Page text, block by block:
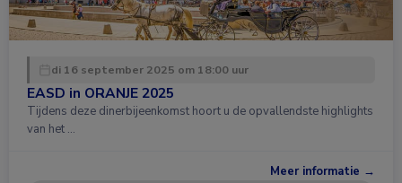
di 16 september 2025 om 18:00 uur
EASD in ORANJE 2025
Tijdens deze dinerbijeenkomst hoort u de opvallendste highlights
van het …
Meer informatie →